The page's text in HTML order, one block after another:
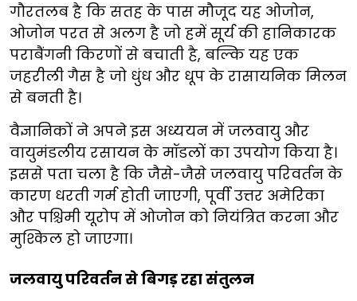
गौरतलब है कि सतह के पास मौजूद यह ओजोन,
ओजोन परत से अलग है जो हमें सूर्य की हानिकारक
पराबैंगनी किरणों से बचाती है, बल्कि यह एक
जहरीली गैस है जो धुंध और धूप के रासायनिक मिलन
से बनती है।
वैज्ञानिकों ने अपने इस अध्ययन में जलवायु और
वायुमंडलीय रसायन के मॉडलों का उपयोग किया है।
इससे पता चला है कि जैसे-जैसे जलवायु परिवर्तन के
कारण धरती गर्म होती जाएगी, पूर्वी उत्तर अमेरिका
और पश्चिमी यूरोप में ओजोन को नियंत्रित करना और
मुश्किल हो जाएगा।
जलवायु परिवर्तन से बिगड़ रहा संतुलन